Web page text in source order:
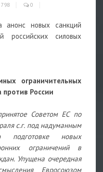
0
новых санкций
российских силовых
ограничительных
против России
Советом ЕС по
с.г. под надуманным
новых
ограничений в
Упущена очередная
Евросоюзом